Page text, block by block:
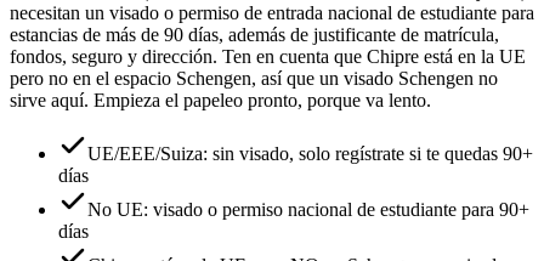
necesitan un visado o permiso de entrada nacional de estudiante para
estancias de más de 90 días, además de justificante de matrícula,
fondos, seguro y dirección. Ten en cuenta que Chipre está en la UE
pero no en el espacio Schengen, así que un visado Schengen no
sirve aquí. Empieza el papeleo pronto, porque va lento.
UE/EEE/Suiza: sin visado, solo regístrate si te quedas 90+
días
No UE: visado o permiso nacional de estudiante para 90+
días